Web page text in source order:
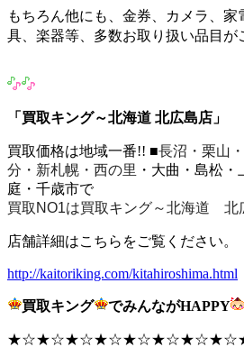
もちろん他にも、金券、カメラ、
具、楽器等、多数お取り扱い品目が
「買取キング～北海道 北広島店」
買取価格は地域一番!! ■長沼・栗山
分・新札幌・西の里 ・大曲・島松
庭・千歳市で
買取NO1は買取キング～北海道 北
店舗詳細はこちらをご覧ください。
http://kaitoriking.com/kitahiroshima.html
買取キング でみんながHAPPY